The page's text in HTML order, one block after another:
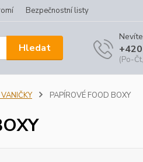
Bezpečnostní listy
Hledat
(Po-
PAPÍROVÉ FOOD BOXY